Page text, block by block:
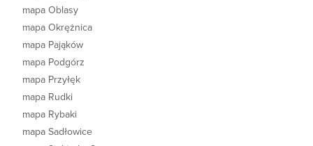
mapa Oblasy
mapa Okrężnica
mapa Pająków
mapa Podgórz
mapa Przyłęk
mapa Rudki
mapa Rybaki
mapa Sadłowice